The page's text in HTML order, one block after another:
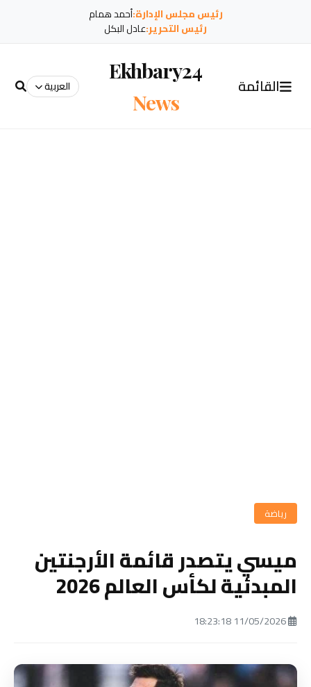
رئيس مجلس الإدارة:أحمد همام
رئيس التحرير:عادل البكل
القائمة
Ekhbary24
News
العربية
رياضة
ميسي يتصدر قائمة الأرجنتين
المبدئية لكأس العالم 2026